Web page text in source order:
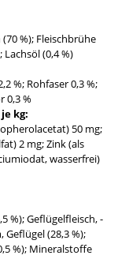
%); Fleischbrühe
(0,4 %)
%; Rohfaser 0,3 %;
0,3 %
kg:
50 mg;
2 mg; Zink (als
wasserfrei)
%); Geflügelfleisch, -
Geflügel (28,3 %);
%); Mineralstoffe